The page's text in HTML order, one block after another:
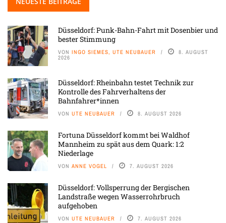
Düsseldorf: Punk-Bahn-Fahrt mit Dosenbier und
bester Stimmung
VON INGO SIEMES, UTE NEUBAUER 8. AUGUST
2026
Düsseldorf: Rheinbahn testet Technik zur
Kontrolle des Fahrverhaltens der
Bahnfahrer*innen
VON UTE NEUBAUER 8. AUGUST 2026
Fortuna Düsseldorf kommt bei Waldhof
Mannheim zu spät aus dem Quark: 1:2
Niederlage
VON ANNE VOGEL 7. AUGUST 2026
Düsseldorf: Vollsperrung der Bergischen
Landstraße wegen Wasserrohrbruch
aufgehoben
VON UTE NEUBAUER 7. AUGUST 2026